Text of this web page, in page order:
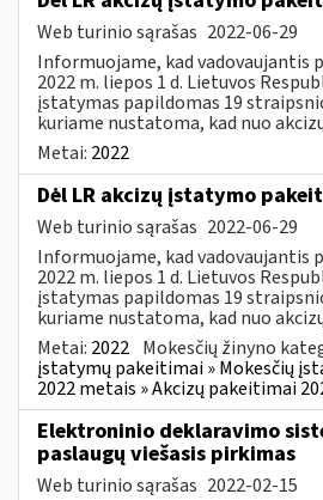
Web turinio sąrašas 2022-06-29
Informuojame, kad vadovaujantis
2022 m. liepos 1 d. Lietuvos
įstatymas papildomas 19
kuriame nustatoma, kad nuo
Metai: 2022
Dėl LR akcizų įstatymo
Web turinio sąrašas 2022-06-29
Informuojame, kad vadovaujantis
2022 m. liepos 1 d. Lietuvos
įstatymas papildomas 19
kuriame nustatoma, kad nuo
Metai: 2022 Mokesčių žinyno
įstatymų pakeitimai » Mokesčių
2022 metais » Akcizų pakeitimai
Elektroninio deklaravimo
paslaugų viešasis pirkimas
Web turinio sąrašas 2022-02-15